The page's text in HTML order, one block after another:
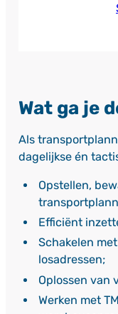
Wat ga je
Als
dagelijkse én
Opstellen,
Efficiënt
Schakelen
losadressen;
Oplossen van
Werken met